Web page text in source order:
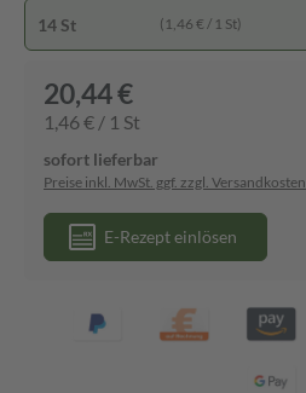
14 St (1,46 € / 1 St)
20,44 €
1,46 € / 1 St
sofort lieferbar
Preise inkl. MwSt. ggf. zzgl. Versandkosten
E-Rezept einlösen